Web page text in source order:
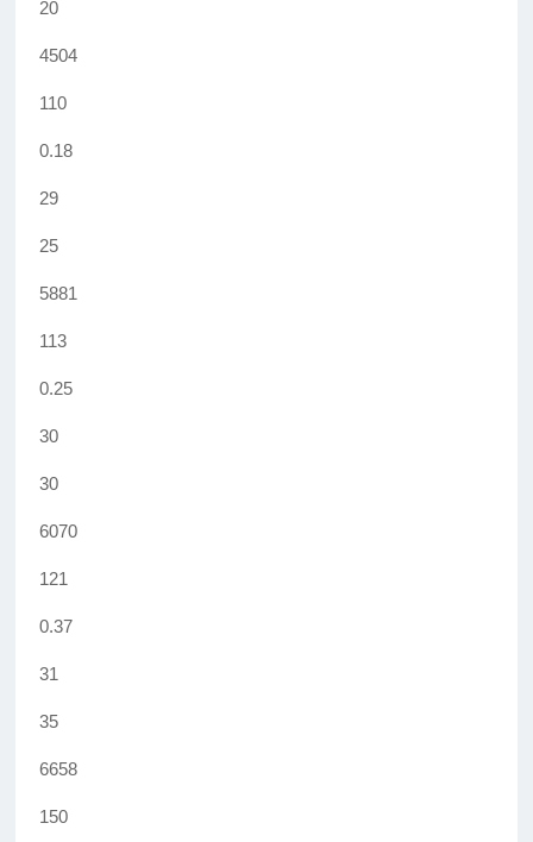
20
4504
110
0.18
29
25
5881
113
0.25
30
30
6070
121
0.37
31
35
6658
150